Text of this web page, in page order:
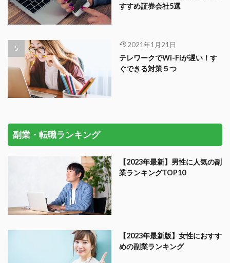
すすめ証券会社5選
2021年1月21日
テレワークでWi-Fiが遅い！す
ぐできる対策５つ
副業・転職ランキング
【2023年最新】男性に人気の副
業ランキングTOP10
【2023年最新版】女性におすす
めの副業ランキング